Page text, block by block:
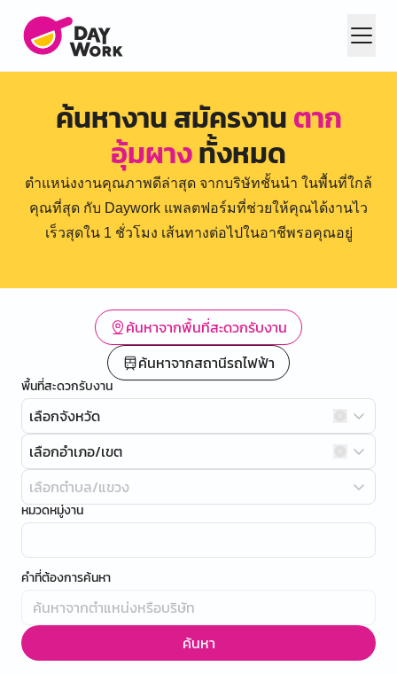
ค้นหางาน สมัครงานตาก
อุ้มผางทั้งหมด
ตำแหน่งงานคุณภาพดีล่าสุด จากบริษัทชั้นนำ ในพื้นที่ใกล้
คุณที่สุด กับ Daywork แพลตฟอร์มที่ช่วยให้คุณได้งานไว
เร็วสุดใน 1 ชั่วโมง เส้นทางต่อไปในอาชีพรอคุณอยู่
ค้นหาจากพื้นที่สะดวกรับงาน
ค้นหาจากสถานีรถไฟฟ้า
พื้นที่สะดวกรับงาน
เลือกจังหวัด
เลือกอำเภอ/เขต
เลือกตำบล/แขวง
หมวดหมู่งาน
คำที่ต้องการค้นหา
ค้นหา